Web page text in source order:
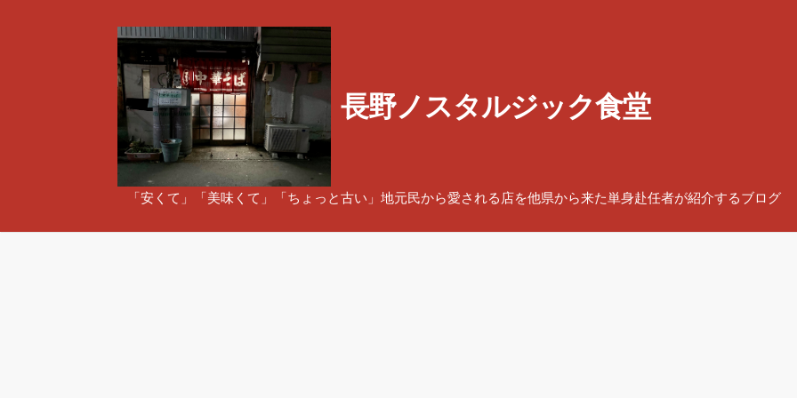
長野ノスタルジック食堂
「安くて」「美味くて」「ちょっと古い」地元民から愛される店を他県から来た単身赴任者が紹介するブログ